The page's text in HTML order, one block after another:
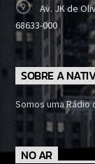
Av. JK de
68633-000
SOBRE A
Somos uma
NO AR